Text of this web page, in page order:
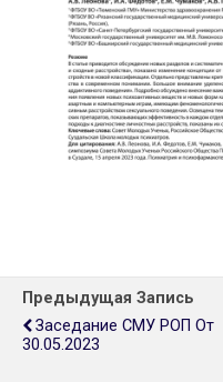
Предыдущая Запись
Заседание СМУ РОП От
30.05.2023